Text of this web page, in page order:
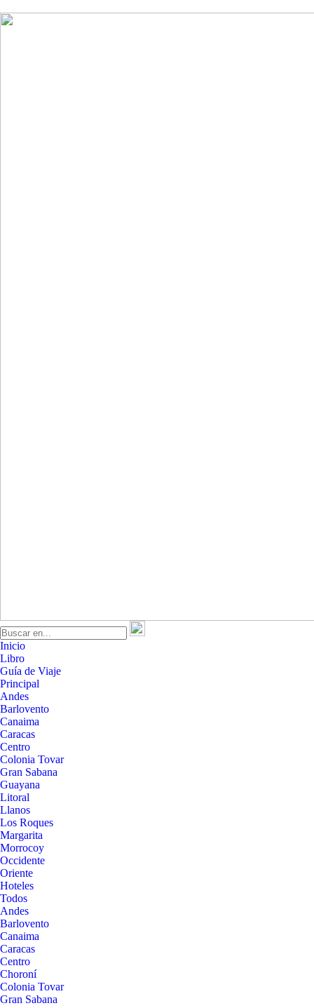
Inicio
Libro
Guía de Viaje
Principal
Andes
Barlovento
Canaima
Caracas
Centro
Colonia Tovar
Gran Sabana
Guayana
Litoral
Llanos
Los Roques
Margarita
Morrocoy
Occidente
Oriente
Hoteles
Todos
Andes
Barlovento
Canaima
Caracas
Centro
Choroní
Colonia Tovar
Gran Sabana